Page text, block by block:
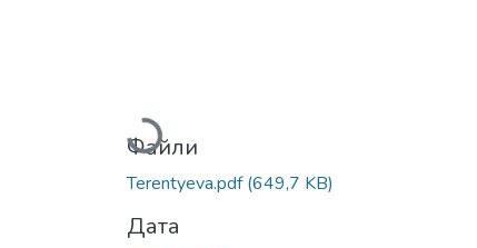
Вантажиться...
Файли
Terentyeva.pdf(649,7 KB)
Дата